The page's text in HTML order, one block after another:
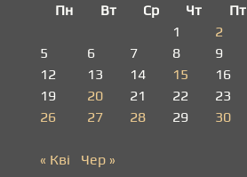
Пн
Вт Ср Чт Пт
1
2
5
6 7 8 9
12
13 14 15 16
19
20 21 22 23
26
27 28 29 30
« Кві Чер »